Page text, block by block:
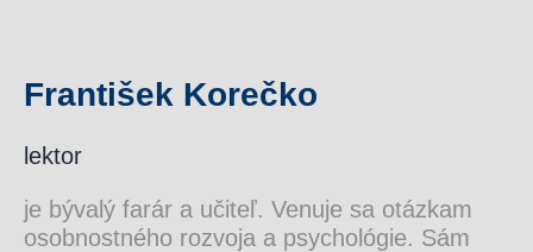
František Korečko
lektor
je bývalý farár a učiteľ. Venuje sa otázkam
osobnostného rozvoja a psychológie. Sám